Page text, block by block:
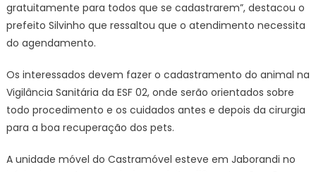
gratuitamente para todos que se cadastrarem”, destacou o
prefeito Silvinho que ressaltou que o atendimento necessita
do agendamento.
Os interessados devem fazer o cadastramento do animal na
Vigilância Sanitária da ESF 02, onde serão orientados sobre
todo procedimento e os cuidados antes e depois da cirurgia
para a boa recuperação dos pets.
A unidade móvel do Castramóvel esteve em Jaborandi no